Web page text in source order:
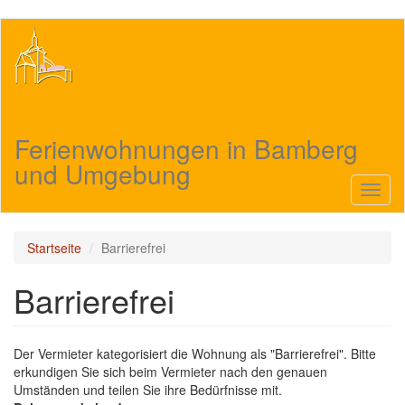
Inhalt
Ferienwohnungen in Bamberg
und Umgebung
Startseite Barrierefrei
Barrierefrei
Der Vermieter kategorisiert die Wohnung als "Barrierefrei". Bitte
erkundigen Sie sich beim Vermieter nach den genauen
Umständen und teilen Sie ihre Bedürfnisse mit.